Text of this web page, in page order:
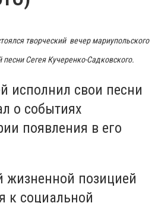
творческий вечер мариупольского
песни Сегея Кучеренко-Садковского.
исполнил свои песни
о событиях
появления в его
жизненной позицией
к социальной